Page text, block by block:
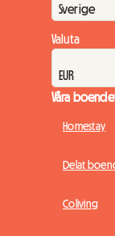
Valuta
Våra
Homestay
Delat
Coliving